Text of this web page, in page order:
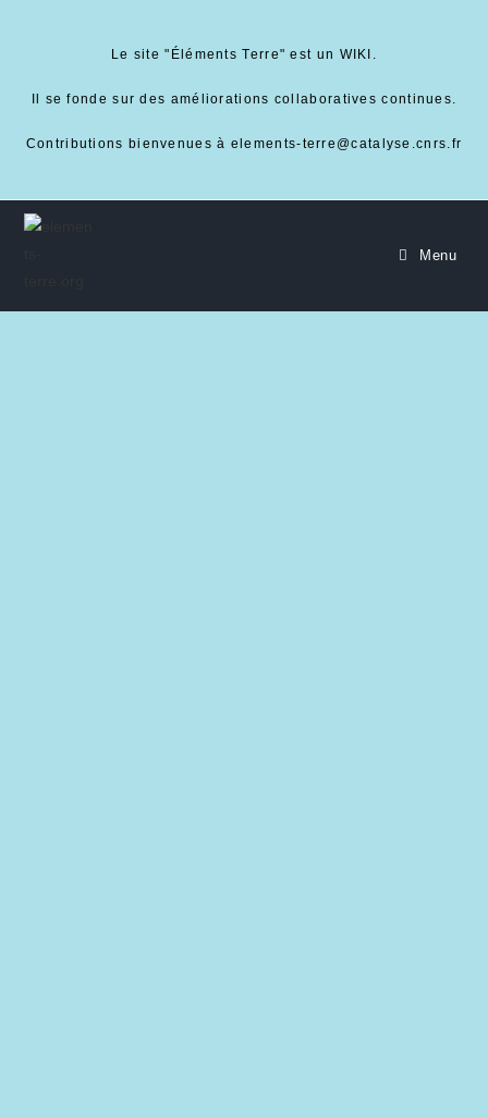
Le site "Éléments Terre" est un WIKI.
Il se fonde sur des améliorations collaboratives continues.
Contributions bienvenues à elements-terre@catalyse.cnrs.fr
Menu